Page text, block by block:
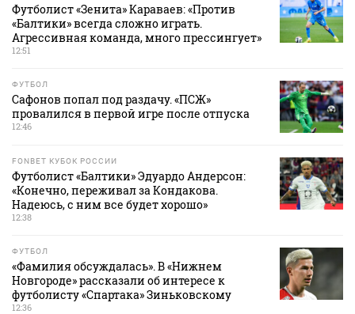
Футболист «Зенита» Караваев: «Против
«Балтики» всегда сложно играть.
Агрессивная команда, много прессингует»
12:51
ФУТБОЛ
Сафонов попал под раздачу. «ПСЖ»
провалился в первой игре после отпуска
12:46
FONBET КУБОК РОССИИ
Футболист «Балтики» Эдуардо Андерсон:
«Конечно, переживал за Кондакова.
Надеюсь, с ним все будет хорошо»
12:38
ФУТБОЛ
«Фамилия обсуждалась». В «Нижнем
Новгороде» рассказали об интересе к
футболисту «Спартака» Зиньковскому
12:36